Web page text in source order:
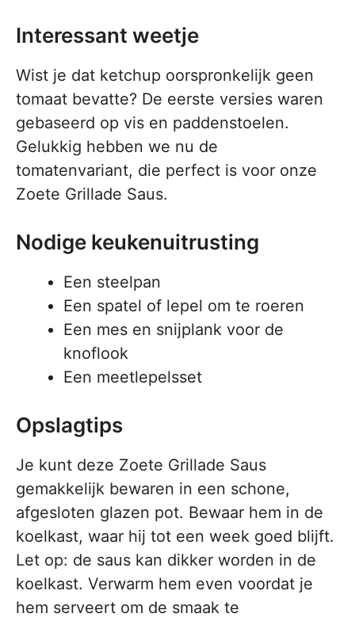
Interessant weetje
Wist je dat ketchup oorspronkelijk geen
tomaat bevatte? De eerste versies waren
gebaseerd op vis en paddenstoelen.
Gelukkig hebben we nu de
tomatenvariant, die perfect is voor onze
Zoete Grillade Saus.
Nodige keukenuitrusting
Een steelpan
Een spatel of lepel om te roeren
Een mes en snijplank voor de
knoflook
Een meetlepelsset
Opslagtips
Je kunt deze Zoete Grillade Saus
gemakkelijk bewaren in een schone,
afgesloten glazen pot. Bewaar hem in de
koelkast, waar hij tot een week goed blijft.
Let op: de saus kan dikker worden in de
koelkast. Verwarm hem even voordat je
hem serveert om de smaak te